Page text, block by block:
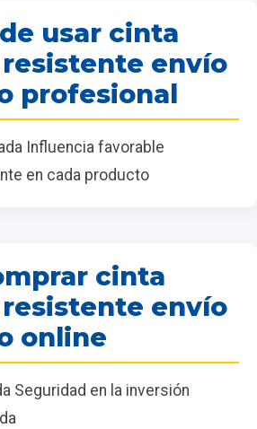
usar cinta
envío
profesional
Influencia favorable
en cada producto
cinta
envío
online
Seguridad en la inversión